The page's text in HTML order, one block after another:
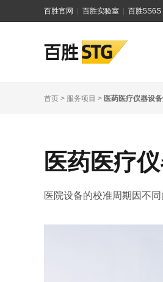
百胜官网 百胜实验室 百胜5S6S
首页 > 服务项目 > 医药医疗仪器设
医药医疗
医院设备的校准周期因不